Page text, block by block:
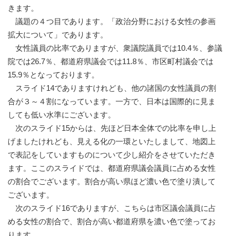
きます。
議題の４つ目であります。「政治分野における女性の参画
拡大について」であります。
女性議員の比率でありますが、衆議院議員では10.4％、参議
院では26.7％、都道府県議会では11.8％、市区町村議会では
15.9％となっております。
スライド14でありますけれども、他の諸国の女性議員の割
合が３～４割になっています。一方で、日本は国際的に見ま
しても低い水準にございます。
次のスライド15からは、先ほど日本全体での比率を申し上
げましたけれども、見える化の一環といたしまして、地図上
で表記をしていますものについて少し紹介をさせていただき
ます。ここのスライドでは、都道府県議会議員に占める女性
の割合でございます。割合が高い県ほど濃い色で塗り潰して
ございます。
次のスライド16でありますが、こちらは市区議会議員に占
める女性の割合で、割合が高い都道府県を濃い色で塗ってお